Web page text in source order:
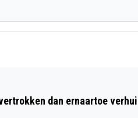
HET
VIERT 30
dan ernaartoe